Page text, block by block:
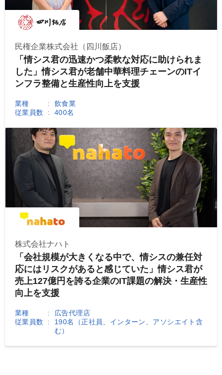
民権企業株式会社（四川飯店）
「情シス君の迅速かつ柔軟な対応に助けられま
した」情シス君が老舗中華料理チェーンのITイ
ンフラ整備と生産性向上を支援
業種
飲食業
従業員数
400名
株式会社ナハト
「会社規模が大きくなる中で、情シスの兼任対
応にはリスクがあると感じていた」情シス君が
売上127億円を誇る企業のIT課題の解決・生産性
向上を支援
業種
広告代理店
従業員数
190名（正社員、インターン、アソシエイト含
む）